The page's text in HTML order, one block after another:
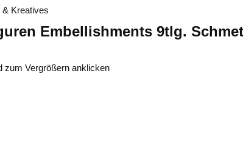
& Kreatives
Embellishments 9tlg.
zum Vergrößern anklicken